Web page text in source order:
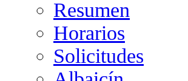
Resumen
Horarios
Solicitudes